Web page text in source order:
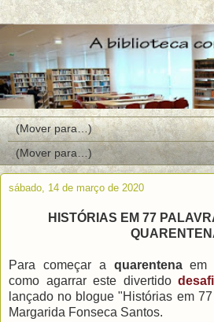
sábado, 14 de março de 2020
HISTÓRIAS EM 77
Para começar a quarentenaem
como agarrar este divertido
lançado no blogue "Histórias em
Margarida Fonseca Santos.